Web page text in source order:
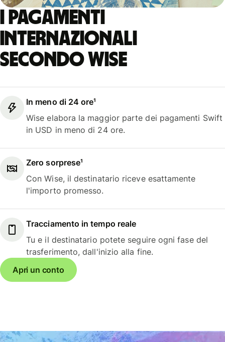
I pagamenti
internazionali
secondo Wise
In meno di 24 ore¹
Wise elabora la maggior parte dei pagamenti Swift
in USD in meno di 24 ore.
Zero sorprese¹
Con Wise, il destinatario riceve esattamente
l'importo promesso.
Tracciamento in tempo reale
Tu e il destinatario potete seguire ogni fase del
trasferimento, dall'inizio alla fine.
Apri un conto